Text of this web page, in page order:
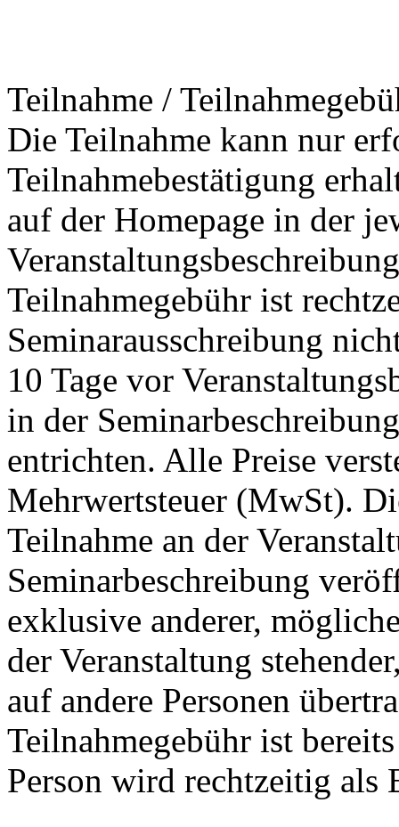
Teilnahme /
Die Teilnahme kann nur
Teilnahmebestätigung
auf der Homepage in der
Teilnahmegebühr ist
Seminarausschreibung
10 Tage vor
in der
entrichten. Alle Preise
Mehrwertsteuer (MwSt).
Teilnahme an der
Seminarbeschreibung
exklusive anderer,
der Veranstaltung
auf andere Personen
Teilnahmegebühr ist
Person wird rechtzeitig als